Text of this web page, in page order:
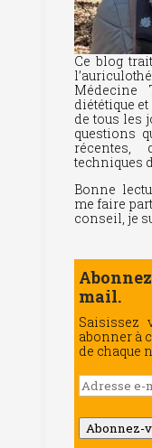
Ce blog
Médecine
diététique
de tous les
questions
récentes,
techniques
Bonne
me faire
conseil, je
mail.
Saisissez
abonner à
de chaque
Adresse
e-
mail
Abonnez-